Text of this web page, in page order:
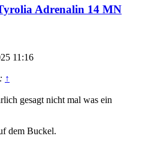
Adrenalin 14 MN
11:16
↑
gesagt nicht mal was ein
dem Buckel.